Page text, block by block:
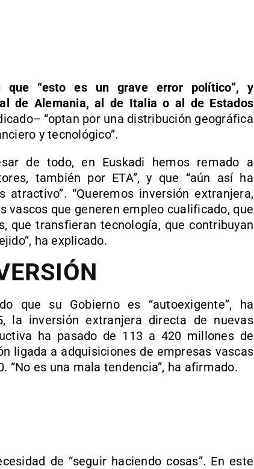
que “esto es un grave error político”, y
de Alemania, al de Italia o al de Estados
“optan por una distribución geográfica
y tecnológico”.
de todo, en Euskadi hemos remado a
también por ETA”, y que “aún así ha
“Queremos inversión extranjera,
vascos que generen empleo cualificado, que
que transfieran tecnología, que contribuyan
ha explicado.
que su Gobierno es “autoexigente”, ha
la inversión extranjera directa de nuevas
ha pasado de 113 a 420 millones de
ligada a adquisiciones de empresas vascas
“No es una mala tendencia”, ha afirmado.
de “seguir haciendo cosas”. En este